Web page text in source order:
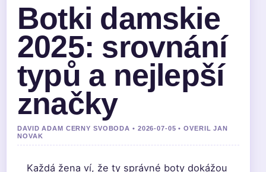
Botki damskie
2025: srovnání
typů a nejlepší
značky
DAVID ADAM CERNY SVOBODA • 2026-07-05 • OVERIL JAN
NOVAK
Každá žena ví, že ty správné boty dokážou